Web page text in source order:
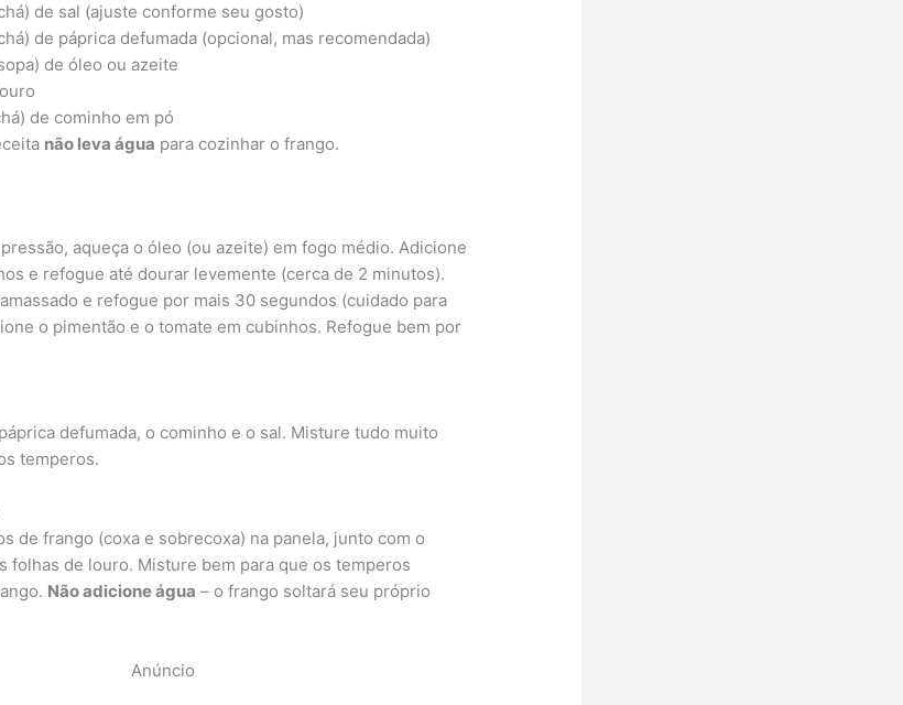
de sal (ajuste conforme seu gosto)
de páprica defumada (opcional, mas recomendada)
de óleo ou azeite
de cominho em pó
não leva água para cozinhar o frango.
aqueça o óleo (ou azeite) em fogo médio. Adicione
e refogue até dourar levemente (cerca de 2 minutos).
e refogue por mais 30 segundos (cuidado para
o pimentão e o tomate em cubinhos. Refogue bem por
defumada, o cominho e o sal. Misture tudo muito
temperos.
de frango (coxa e sobrecoxa) na panela, junto com o
folhas de louro. Misture bem para que os temperos
Não adicione água – o frango soltará seu próprio
Anúncio